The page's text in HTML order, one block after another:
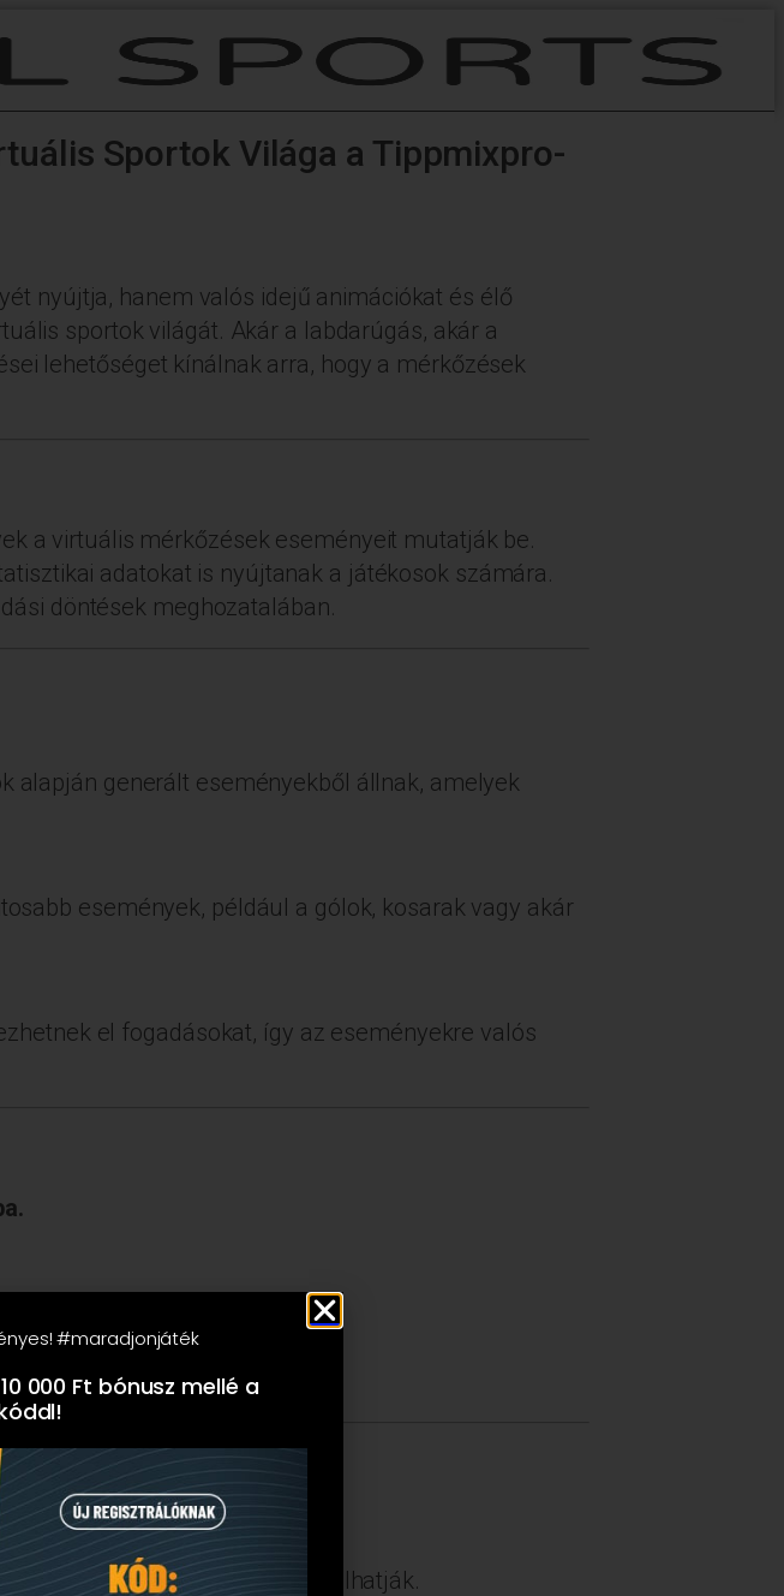
Sportok Világa a Tippmixpro-
nyújtja, hanem valós idejű animációkat és élő
sportok világát. Akár a labdarúgás, akár a
lehetőséget kínálnak arra, hogy a mérkőzések
a virtuális mérkőzések eseményeit mutatják be.
adatokat is nyújtanak a játékosok számára.
döntések meghozatalában.
alapján generált eseményekből állnak, amelyek
események, például a gólok, kosarak vagy akár
el fogadásokat, így az eseményekre valós
fogadásokat helyezel el.
érhető el, beleértve:
meccsek izgalmát is felülmúlhatják.
#maradjonjáték
000 Ft bónusz mellé a